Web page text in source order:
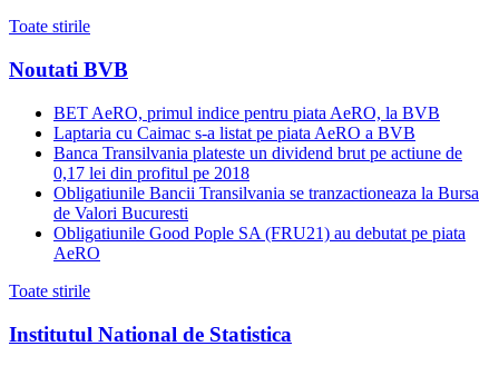
Toate stirile
Noutati BVB
BET AeRO, primul indice pentru piata AeRO, la BVB
Laptaria cu Caimac s-a listat pe piata AeRO a BVB
Banca Transilvania plateste un dividend brut pe actiune de
0,17 lei din profitul pe 2018
Obligatiunile Bancii Transilvania se tranzactioneaza la Bursa
de Valori Bucuresti
Obligatiunile Good Pople SA (FRU21) au debutat pe piata
AeRO
Toate stirile
Institutul National de Statistica